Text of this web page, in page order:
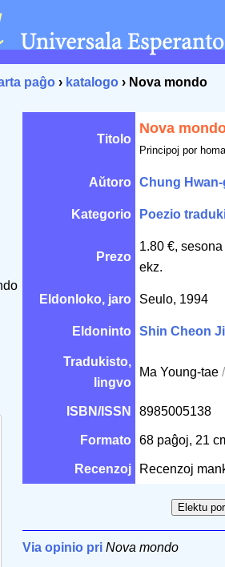
paĝo › katalogo › Nova mondo
Titolo
Nova
Principoj por
Aŭtoro Chung
Kategorio Poezio
Prezo
1.80 €,
ekz.
Eldonloko, jaro Seulo, 1994
Eldoninto Shin Cheon Ji
Tradukisto,
lingvo
Ma Young-tae
ISBN/ISSN 8985005138
Formato 68 paĝoj, 21
Recenzoj Recenzoj
Via opinio pri Nova mondo